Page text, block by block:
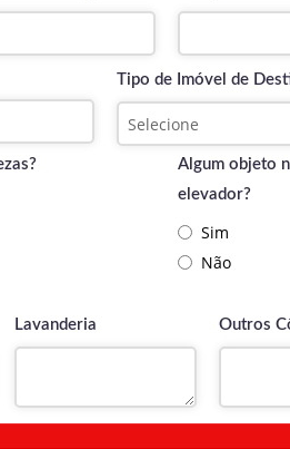
Tipo de Imóvel de
Algum objeto
elevador?
Sim
Não
Lavanderia Outros